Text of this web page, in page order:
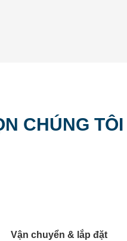
CHÚNG TÔI
Vận chuyển & lắp đặt